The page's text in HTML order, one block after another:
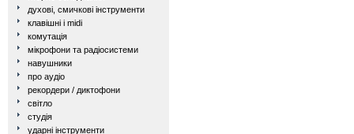
духові, смичкові інструменти
клавішні і midi
комутація
мікрофони та радіосистеми
навушники
про аудіо
рекордери / диктофони
світло
студія
ударні інструменти